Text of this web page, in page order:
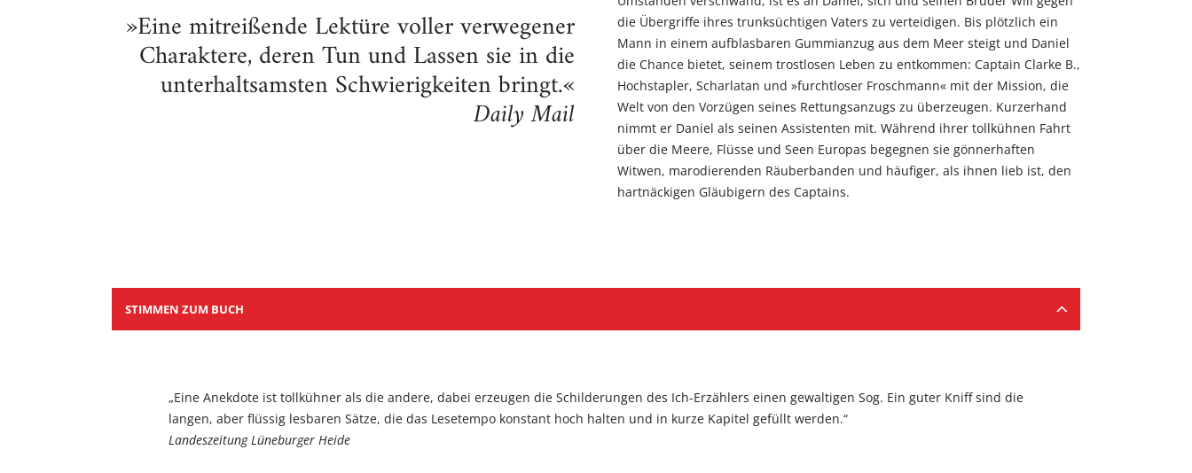
»Eine mitreißende Lektüre voller verwegener
Charaktere, deren Tun und Lassen sie in die
unterhaltsamsten Schwierigkeiten bringt.«
Daily Mail
die Übergriffe ihres trunksüchtigen Vaters zu verteidigen. Bis plötzlich ein
Mann in einem aufblasbaren Gummianzug aus dem Meer steigt und Daniel
die Chance bietet, seinem trostlosen Leben zu entkommen: Captain Clarke B.,
Hochstapler, Scharlatan und »furchtloser Froschmann« mit der Mission, die
Welt von den Vorzügen seines Rettungsanzugs zu überzeugen. Kurzerhand
nimmt er Daniel als seinen Assistenten mit. Während ihrer tollkühnen Fahrt
über die Meere, Flüsse und Seen Europas begegnen sie gönnerhaften
Witwen, marodierenden Räuberbanden und häufiger, als ihnen lieb ist, den
hartnäckigen Gläubigern des Captains.
STIMMEN ZUM BUCH
„Eine Anekdote ist tollkühner als die andere, dabei erzeugen die Schilderungen des Ich-Erzählers einen gewaltigen Sog. Ein guter Kniff sind die
langen, aber flüssig lesbaren Sätze, die das Lesetempo konstant hoch halten und in kurze Kapitel gefüllt werden.“
Landeszeitung Lüneburger Heide